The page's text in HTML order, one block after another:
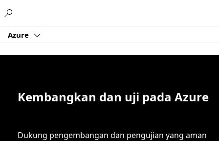
Azure
Kembangkan dan uji pada Azure
Dukung pengembangan dan pengujian yang aman